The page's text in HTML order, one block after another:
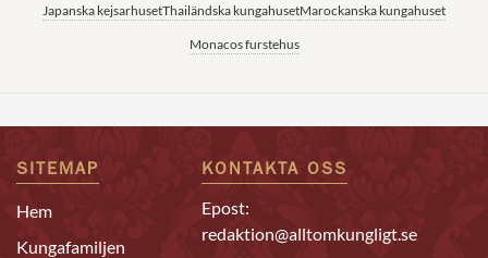
Japanska kejsarhusetThailändska kungahusetMarockanska kungahuset
Monacos furstehus
SITEMAP
Hem
Kungafamiljen
KONTAKTA OSS
Epost:
redaktion@alltomkungligt.se